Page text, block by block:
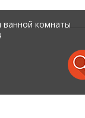
ванной комнаты